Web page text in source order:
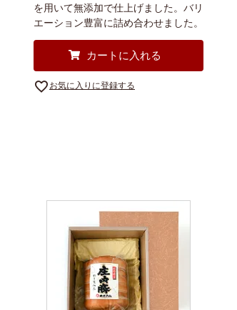
を用いて無添加で仕上げました。バリ
エーション豊富に詰め合わせました。
カートに入れる
お気に入りに登録する